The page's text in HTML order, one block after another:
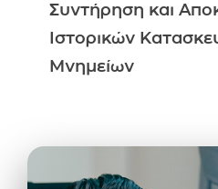
Συντήρηση και
Ιστορικών
Μνημείων